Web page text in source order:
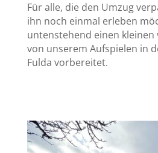
Für alle, die den Umzug
ihn noch einmal erleben
untenstehend einen kleinen
von unserem Aufspielen in
Fulda vorbereitet.